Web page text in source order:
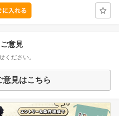
意見
ください。
意見はこちら